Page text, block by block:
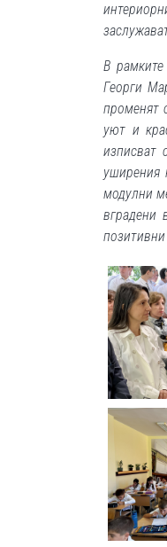
В
Георги
променят
уют и
изписват
уширения
модулни
вградени